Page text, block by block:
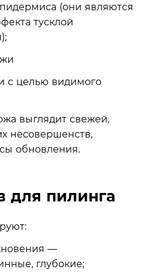
(они являются
тусклой
с целью видимого
выглядит свежей,
несовершенств,
обновления.
для пилинга
—
глубокие;